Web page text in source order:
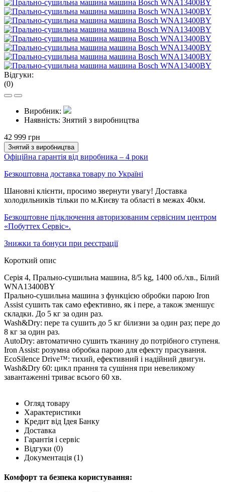
Відгуки:
(0)
Виробник:
Наявність: Знятий з виробництва
42 999 грн
Знятий з виробництва
Офіційна гарантія від виробника – 4 роки
Безкоштовна доставка товару по Україні
Шановні клієнти, просимо звернути увагу! Доставка
холодильників тільки по м.Києву та області в межах 40км.
Безкоштовне підключення авторизованим сервісним центром
«Побуттех Сервіс».
Знижки та бонуси при реєстрації
Короткий опис
Серія 4, Прально-сушильна машина, 8/5 kg, 1400 об./хв., Білий
WNA13400BY
Прально-сушильна машина з функцією обробки парою Iron
Assist сушить так само ефективно, як і пере, а також зменшує
складки. До 5 кг за один раз.
Wash&Dry: пере та сушить до 5 кг білизни за один раз; пере до
8 кг за один раз.
AutoDry: автоматично сушить тканину до потрібного ступеня.
Iron Assist: розумна обробка парою для ефекту прасування.
EcoSilence Drive™: тихий, ефективний і надійний двигун.
Wash&Dry 60: цикл прання та сушіння при невеликому
завантаженні триває всього 60 хв.
Огляд товару
Характеристики
Кредит від Ідея Банку
Доставка
Гарантія і сервіс
Відгуки (0)
Документація (1)
Комфорт та безпека користування: